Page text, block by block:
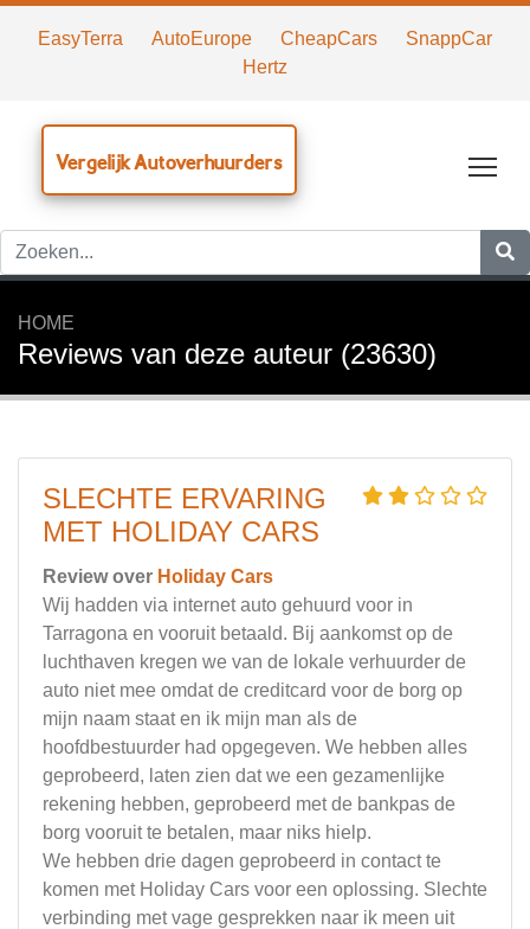
EasyTerra AutoEurope CheapCars
SnappCar
Hertz
Vergelijk Autoverhuurders
HOME
Reviews van deze auteur (23630)
SLECHTE ERVARING
MET HOLIDAY CARS
Review over Holiday Cars
Wij hadden via internet auto gehuurd voor in
Tarragona en vooruit betaald. Bij aankomst op de
luchthaven kregen we van de lokale verhuurder de
auto niet mee omdat de creditcard voor de borg op
mijn naam staat en ik mijn man als de
hoofdbestuurder had opgegeven. We hebben alles
geprobeerd, laten zien dat we een gezamenlijke
rekening hebben, geprobeerd met de bankpas de
borg vooruit te betalen, maar niks hielp.
We hebben drie dagen geprobeerd in contact te
komen met Holiday Cars voor een oplossing. Slechte
verbinding met vage gesprekken naar ik meen uit